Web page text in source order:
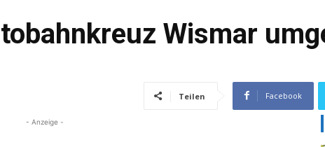
Wismar
Teilen Facebook
- Anzeige -